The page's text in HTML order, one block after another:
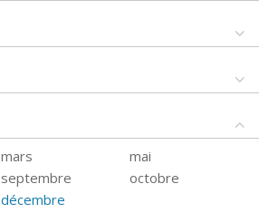
mars
mai
septembre
octobre
décembre